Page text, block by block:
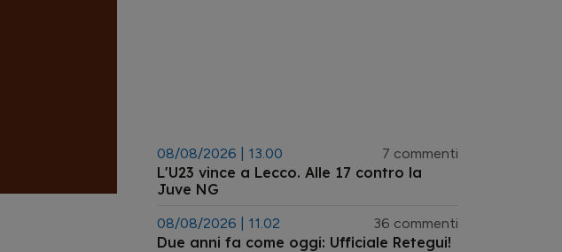
08/08/2026 | 13.00 7 commenti
L'U23 vince a Lecco. Alle 17 contro la
Juve NG
08/08/2026 | 11.02 36 commenti
Due anni fa come oggi: Ufficiale Retegui!